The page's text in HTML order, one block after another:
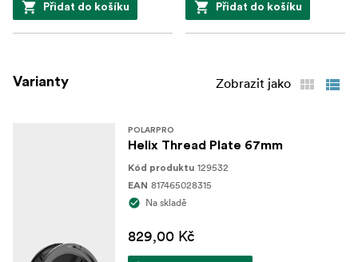
Přidat do košíku Přidat do košíku
Varianty Zobrazit jako
POLARPRO
Helix Thread Plate 67mm
Kód produktu 129532
EAN 817465028315
Na skladě
829,00 Kč